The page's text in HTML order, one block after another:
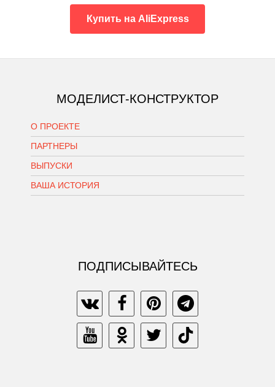
Купить на AliExpress
МОДЕЛИСТ-КОНСТРУКТОР
О ПРОЕКТЕ
ПАРТНЕРЫ
ВЫПУСКИ
ВАША ИСТОРИЯ
ПОДПИСЫВАЙТЕСЬ